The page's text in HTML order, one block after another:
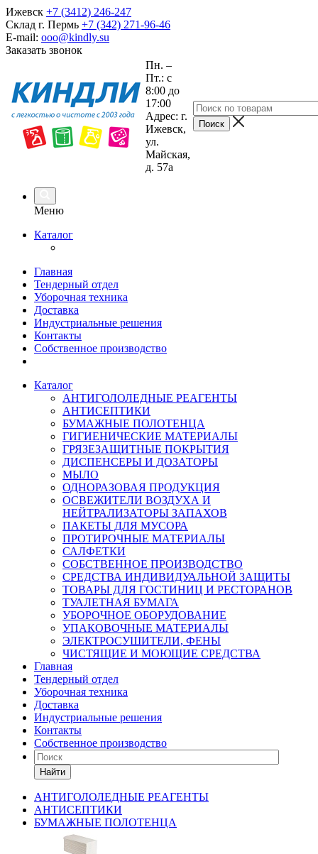
Ижевск +7 (3412) 246-247
Склад г. Пермь +7 (342) 271-96-46
E-mail: ooo@kindly.su
Заказать звонок
Пн. –
Пт.: с
8:00 до
17:00
Адрес: г.
Ижевск,
ул.
Майская,
д. 57а
Меню
Каталог
Главная
Тендерный отдел
Уборочная техника
Доставка
Индустриальные решения
Контакты
Собственное производство
Каталог
АНТИГОЛОЛЕДНЫЕ РЕАГЕНТЫ
АНТИСЕПТИКИ
БУМАЖНЫЕ ПОЛОТЕНЦА
ГИГИЕНИЧЕСКИЕ МАТЕРИАЛЫ
ГРЯЗЕЗАЩИТНЫЕ ПОКРЫТИЯ
ДИСПЕНСЕРЫ И ДОЗАТОРЫ
МЫЛО
ОДНОРАЗОВАЯ ПРОДУКЦИЯ
ОСВЕЖИТЕЛИ ВОЗДУХА И
НЕЙТРАЛИЗАТОРЫ ЗАПАХОВ
ПАКЕТЫ ДЛЯ МУСОРА
ПРОТИРОЧНЫЕ МАТЕРИАЛЫ
САЛФЕТКИ
СОБСТВЕННОЕ ПРОИЗВОДСТВО
СРЕДСТВА ИНДИВИДУАЛЬНОЙ ЗАЩИТЫ
ТОВАРЫ ДЛЯ ГОСТИНИЦ И РЕСТОРАНОВ
ТУАЛЕТНАЯ БУМАГА
УБОРОЧНОЕ ОБОРУДОВАНИЕ
УПАКОВОЧНЫЕ МАТЕРИАЛЫ
ЭЛЕКТРОСУШИТЕЛИ, ФЕНЫ
ЧИСТЯЩИЕ И МОЮЩИЕ СРЕДСТВА
Главная
Тендерный отдел
Уборочная техника
Доставка
Индустриальные решения
Контакты
Собственное производство
Найти
АНТИГОЛОЛЕДНЫЕ РЕАГЕНТЫ
АНТИСЕПТИКИ
БУМАЖНЫЕ ПОЛОТЕНЦА